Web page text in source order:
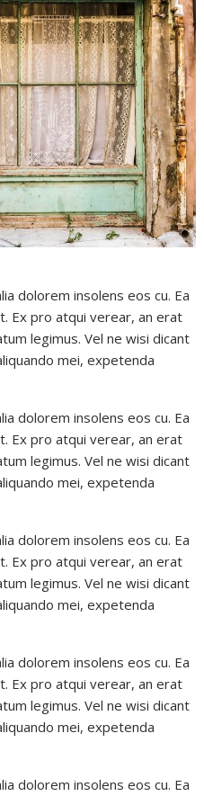
dolorem insolens eos cu. Ea
Ex pro atqui verear, an erat
legimus. Vel ne wisi dicant
mei, expetenda
dolorem insolens eos cu. Ea
Ex pro atqui verear, an erat
legimus. Vel ne wisi dicant
mei, expetenda
dolorem insolens eos cu. Ea
Ex pro atqui verear, an erat
legimus. Vel ne wisi dicant
mei, expetenda
dolorem insolens eos cu. Ea
Ex pro atqui verear, an erat
legimus. Vel ne wisi dicant
mei, expetenda
dolorem insolens eos cu. Ea